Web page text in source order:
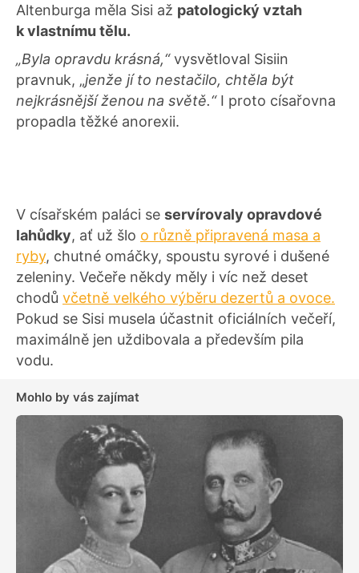
Altenburga měla Sisi až patologický vztah
k vlastnímu tělu.
„Byla opravdu krásná,“vysvětloval Sisiin
pravnuk, „jenže jí to nestačilo, chtěla být
nejkrásnější ženou na světě.“I proto císařovna
propadla těžké anorexii.
V císařském paláci se servírovaly opravdové
lahůdky, ať už šlo o různě připravená masa a
ryby, chutné omáčky, spoustu syrové i dušené
zeleniny. Večeře někdy měly i víc než deset
chodů včetně velkého výběru dezertů a ovoce.
Pokud se Sisi musela účastnit oficiálních večeří,
maximálně jen uždibovala a především pila
vodu.
Mohlo by vás zajímat